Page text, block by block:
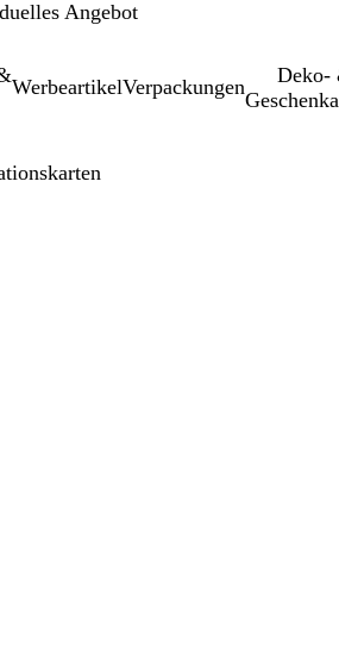
Angebot
WerbeartikelVerpackungen
Deko-